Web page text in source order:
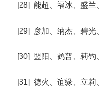
[28] 能超、福冰、盛兰
[29] 彦加、纳杰、碧光
[30] 盟阳、鹤普、莉钧
[31] 德火、谊缘、立莉